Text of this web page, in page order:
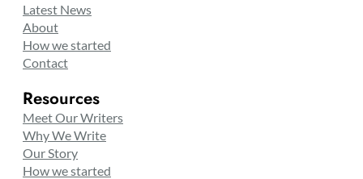
Latest News
About
How we started
Contact
Resources
Meet Our Writers
Why We Write
Our Story
How we started